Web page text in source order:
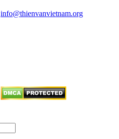
info@thienvanvietnam.org